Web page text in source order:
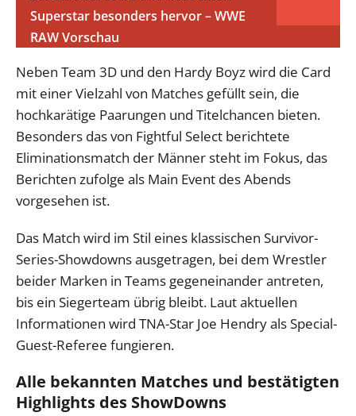
Superstar besonders hervor – WWE
RAW Vorschau
Neben Team 3D und den Hardy Boyz wird die Card
mit einer Vielzahl von Matches gefüllt sein, die
hochkarätige Paarungen und Titelchancen bieten.
Besonders das von Fightful Select berichtete
Eliminationsmatch der Männer steht im Fokus, das
Berichten zufolge als Main Event des Abends
vorgesehen ist.
Das Match wird im Stil eines klassischen Survivor-
Series-Showdowns ausgetragen, bei dem Wrestler
beider Marken in Teams gegeneinander antreten,
bis ein Siegerteam übrig bleibt. Laut aktuellen
Informationen wird TNA-Star Joe Hendry als Special-
Guest-Referee fungieren.
Alle bekannten Matches und bestätigten
Highlights des ShowDowns